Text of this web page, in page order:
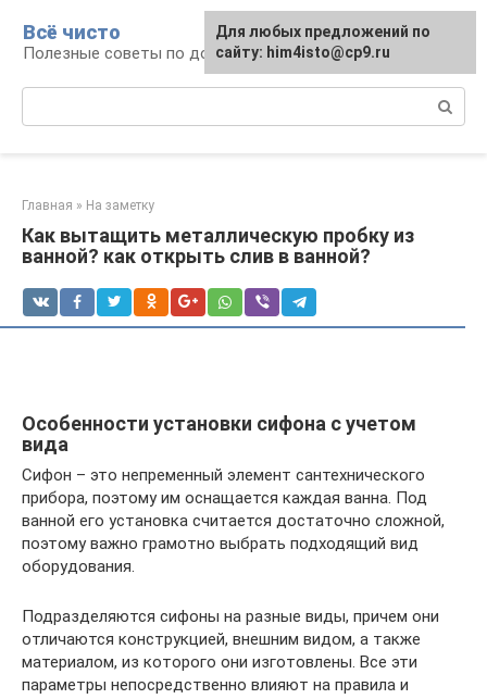
контенту
Всё чисто
Полезные советы по домоводству
Главная » На заметку
Как вытащить металлическую пробку из
ванной? как открыть слив в ванной?
Особенности установки сифона с учетом
вида
Сифон – это непременный элемент сантехнического
прибора, поэтому им оснащается каждая ванна. Под
ванной его установка считается достаточно сложной,
поэтому важно грамотно выбрать подходящий вид
оборудования.
Подразделяются сифоны на разные виды, причем они
отличаются конструкцией, внешним видом, а также
материалом, из которого они изготовлены. Все эти
параметры непосредственно влияют на правила и
Для любых предложений по
сайту: him4isto@cp9.ru